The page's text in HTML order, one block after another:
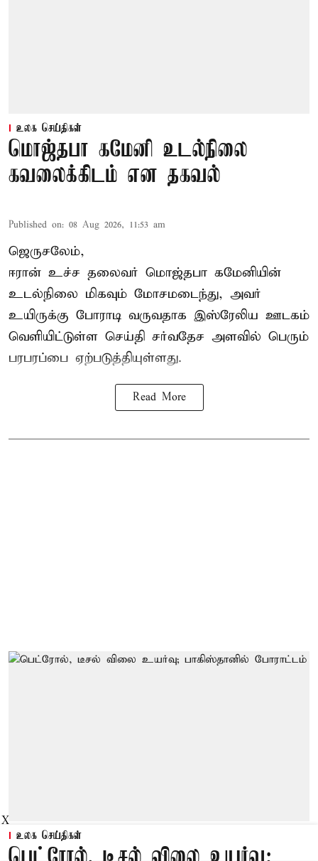
உலக செய்திகள்
மொஜ்தபா கமேனி உடல்நிலை
கவலைக்கிடம் என தகவல்
Published on: 08 Aug 2026, 11:53 am
ஜெருசலேம்,
ஈரான் உச்ச தலைவர் மொஜ்தபா கமேனியின்
உடல்நிலை மிகவும் மோசமடைந்து, அவர்
உயிருக்கு போராடி வருவதாக இஸ்ரேலிய ஊடகம்
வெளியிட்டுள்ள செய்தி சர்வதேச அளவில் பெரும்
பரபரப்பை ஏற்படுத்தியுள்ளது.
Read More
உலக செய்திகள்
X